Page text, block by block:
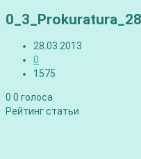
28.03.2013
0
1575
0 0 голоса
Рейтинг статьи